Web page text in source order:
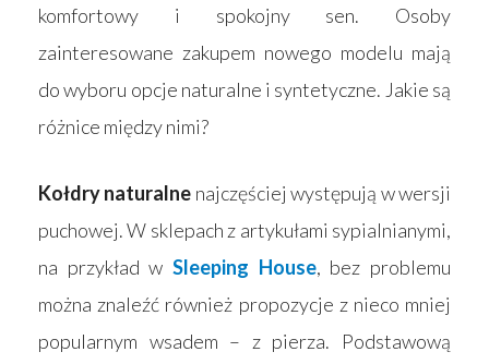
komfortowy i spokojny sen. Osoby
zainteresowane zakupem nowego modelu mają
do wyboru opcje naturalne i syntetyczne. Jakie są
różnice między nimi?
Kołdry naturalne najczęściej występują w wersji
puchowej. W sklepach z artykułami sypialnianymi,
na przykład w Sleeping House, bez problemu
można znaleźć również propozycje z nieco mniej
popularnym wsadem – z pierza. Podstawową